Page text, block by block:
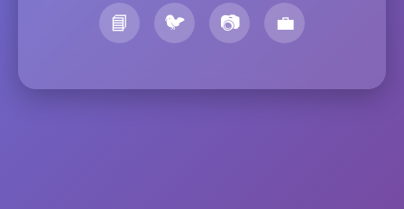
📘 🐦 📷 💼